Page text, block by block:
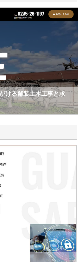
ける舗装土木工事と求